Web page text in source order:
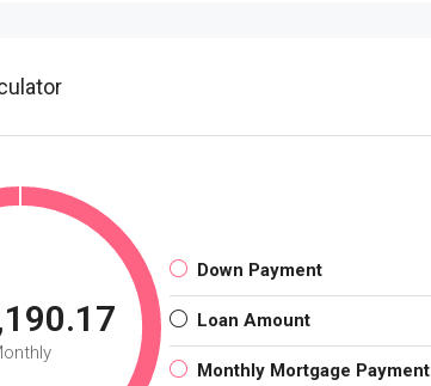
Down Payment
Loan Amount
Monthly Mortgage Payment